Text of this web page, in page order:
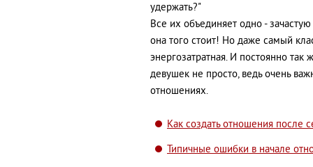
удержать?"
Все их объединяет одно -
она того стоит! Но даже самый
энергозатратная. И постоянно
девушек не просто, ведь очень
отношениях.
Как создать отношения после
Типичные ошибки в начале